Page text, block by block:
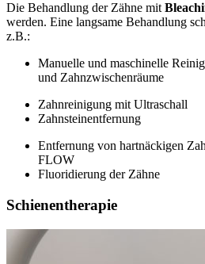
Die Behandlung der Zähne mit
werden. Eine langsame Behandlung
z.B.:
Manuelle und maschinelle
und Zahnzwischenräume
Zahnreinigung mit Ultraschall
Zahnsteinentfernung
Entfernung von hartnäckigen
FLOW
Fluoridierung der Zähne
Schienentherapie